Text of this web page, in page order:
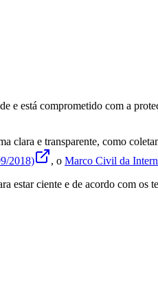
e está comprometido com a
e transparente, como
2018)
, o Marco Civil da
estar ciente e de acordo com